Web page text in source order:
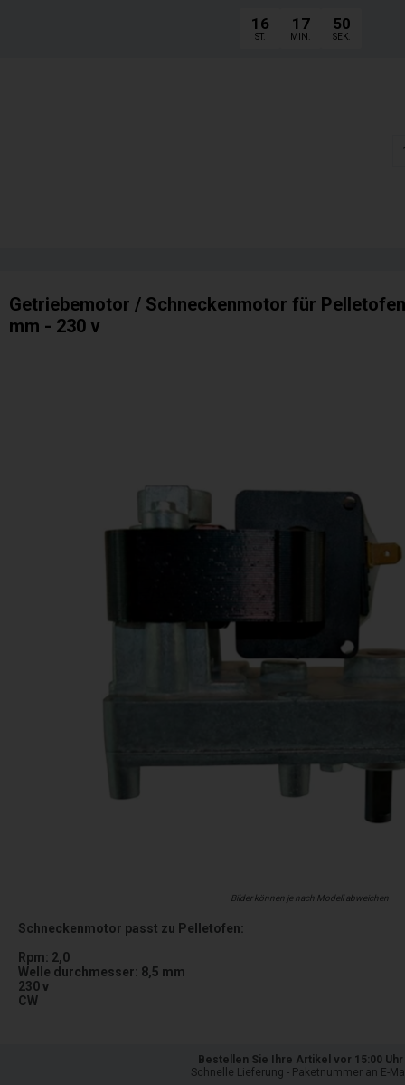
16
ST.
17
MIN.
48
SEK.
Getriebemotor / Schneckenmotor für
mm - 230 v
Bilder können je nach Modell abweichen
Schneckenmotor passt zu Pelletofen:
Rpm: 2,0
Welle durchmesser: 8,5 mm
230 v
CW
Bestellen Sie Ihre Artikel vor 15:00 Uhr
Schnelle Lieferung - Paketnummer an E-